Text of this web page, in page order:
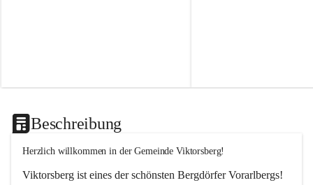
Beschreibung
Herzlich willkommen in der Gemeinde Viktorsberg!
Viktorsberg ist eines der schönsten Bergdörfer Vorarlbergs!